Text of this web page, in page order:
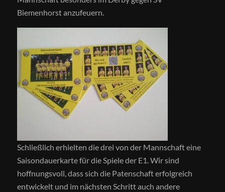
Biemenhorst anzufeuern.
Schließlich erhielten die drei von der Mannschaft eine
Saisondauerkarte für die Spiele der E1. Wir sind
hoffnungsvoll, dass sich die Patenschaft erfolgreich
entwickelt und im nächsten Schritt auch andere